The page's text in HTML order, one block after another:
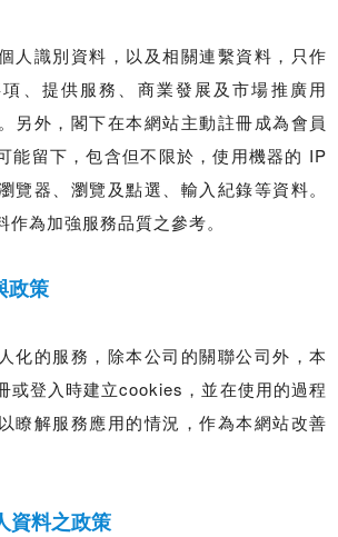
人識別資料，以及相關連繫資料，只作
、提供服務、商業發展及市場推廣用
另外，閣下在本網站主動註冊成為會員
能留下，包含但不限於，使用機器的 IP
覽器、瀏覽及點選、輸入紀錄等資料。
為加強服務品質之參考。
政策
化的服務，除本公司的關聯公司外，本
或登入時建立cookies，並在使用的過程
瞭解服務應用的情況，作為本網站改善
資料之政策